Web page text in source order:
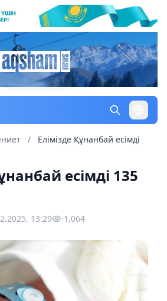
/
Елімізде Құнанбай есімді
есімді 135
13:29 1,064